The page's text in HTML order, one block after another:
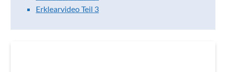
Erklearvideo Teil 3